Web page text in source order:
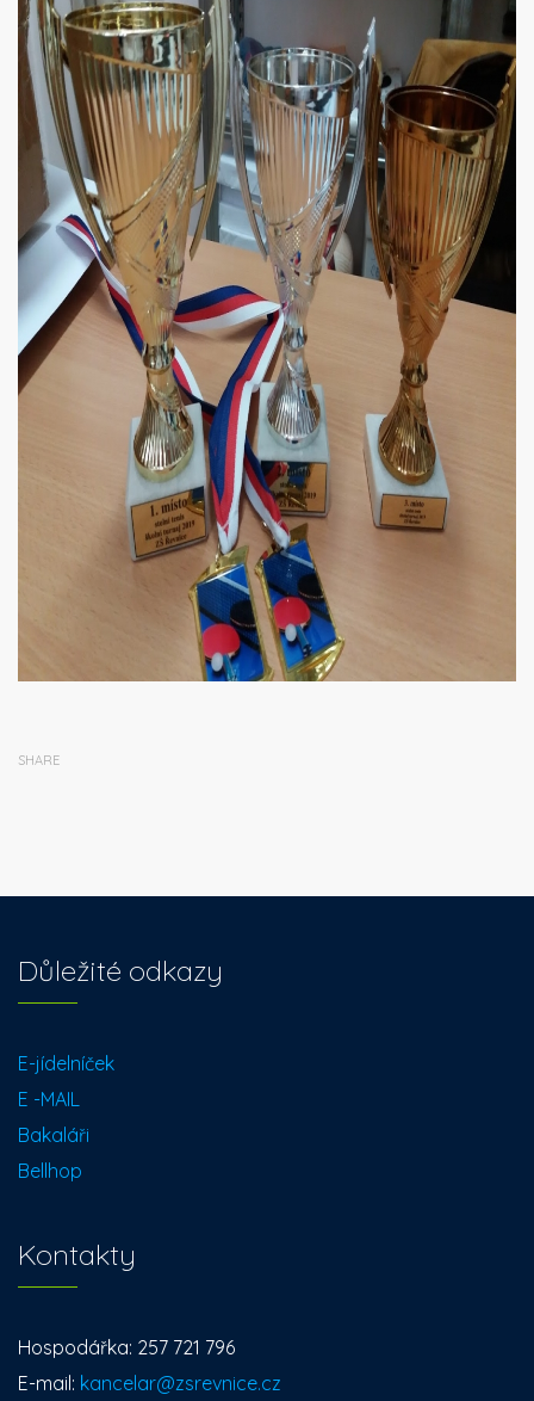
SHARE
Důležité odkazy
E-jídelníček
E -MAIL
Bakaláři
Bellhop
Kontakty
Hospodářka: 257 721 796
E-mail: kancelar@zsrevnice.cz